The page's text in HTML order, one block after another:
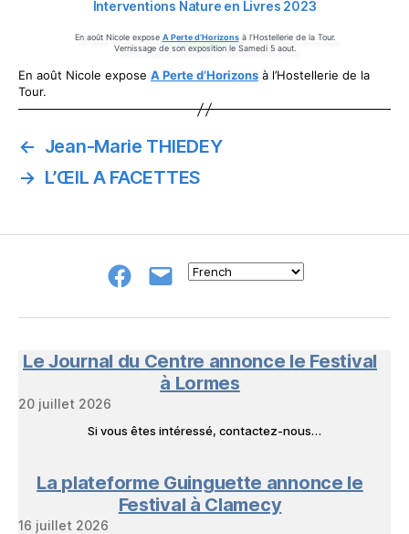
Interventions Nature en Livres 2023
En août Nicole expose A Perte d’Horizonsà l’Hostellerie de la Tour.
Vernissage de son exposition le Samedi 5 aout.
En août Nicole expose A Perte d’Horizons à l’Hostellerie de la
Tour.
← Jean-Marie THIEDEY
→ L’ŒIL A FACETTES
Groupe
NeL
E-
à
Livres
Le Journal du Centre annonce le Festival
à Lormes
20 juillet 2026
Si vous êtes intéressé, contactez-nous…
La plateforme Guinguette annonce le
Festival à Clamecy
16 juillet 2026